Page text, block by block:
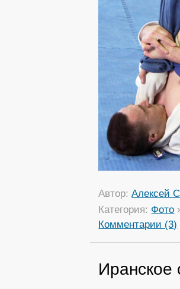
Автор:Алексей
Категория: Фото
Комментарии (3)
Иранское